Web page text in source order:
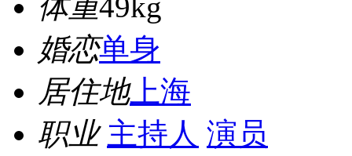
体重49kg
婚恋单身
居住地上海
职业 主持人 演员